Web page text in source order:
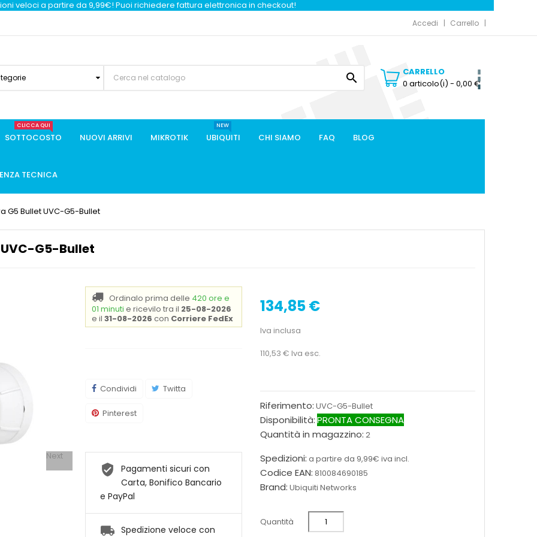
veloci a partire da 9,99€! Puoi richiedere fattura elettronica in checkout!
Accedi Carrello

CARRELLO
0 articolo(i) - 0,00 €
SOTTOCOSTO
CLICCA QUI
NUOVI ARRIVI MIKROTIK UBIQUITI
NEW
CHI SIAMO FAQ BLOG
TECNICA
G5 Bullet UVC-G5-Bullet
G5-Bullet
Next
134,85 €
Iva inclusa
110,53 € Iva esc.
Riferimento: UVC-G5-Bullet
Disponibilità:PRONTA CONSEGNA
Quantità in magazzino: 2
Spedizioni: a partire da 9,99€ iva incl.
Codice EAN: 810084690185
Brand: Ubiquiti Networks
Quantità
Ordinalo prima delle 420 ore e
01 minuti e ricevilo tra il 25-08-2026
e il 31-08-2026 con Corriere FedEx
Condividi Twitta
Pinterest
Pagamenti sicuri con
Carta, Bonifico Bancario
e PayPal
Spedizione veloce con